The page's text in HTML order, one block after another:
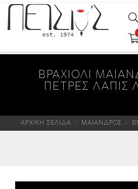
ΒΡΑΧΙΟΛΙ
ΠΕΤΡΕΣ ΛΑΠΙΣ
ΑΡΧΙΚΗ ΣΕΛΙΔΑ ΜΑΙΑΝΔΡΟΣ